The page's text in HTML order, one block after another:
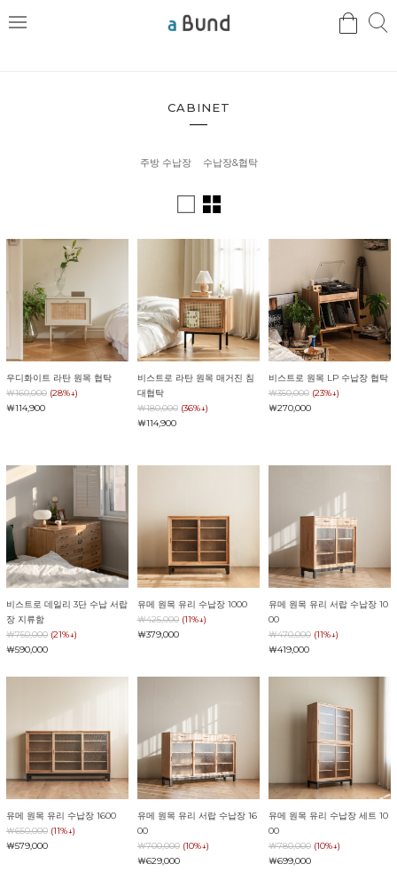
메
검
CABINET
주방 수납장 수납장&협탁
우디화이트 라탄 원목 협탁
￦160,000 (28%↓)
￦114,900
비스트로 라탄 원목 매거진 침
대협탁
￦180,000 (36%↓)
￦114,900
비스트로 원목 LP 수납장 협탁
￦350,000 (23%↓)
￦270,000
비스트로 데일리 3단 수납 서랍
장 지류함
￦750,000 (21%↓)
￦590,000
유메 원목 유리 수납장 1000
￦425,000 (11%↓)
￦379,000
유메 원목 유리 서랍 수납장 10
00
￦470,000 (11%↓)
￦419,000
유메 원목 유리 수납장 1600
￦650,000 (11%↓)
￦579,000
유메 원목 유리 서랍 수납장 16
00
￦700,000 (10%↓)
￦629,000
유메 원목 유리 수납장 세트 10
00
￦780,000 (10%↓)
￦699,000